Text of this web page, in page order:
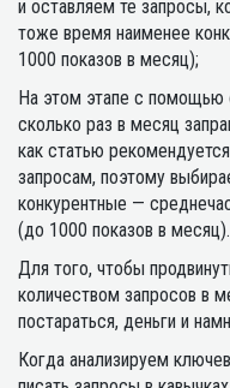
и оставляем те запросы,
тоже время наименее
1000 показов в месяц);
На этом этапе с помощью
сколько раз в месяц
как статью
запросам, поэтому
конкурентные —
(до 1000 показов в месяц).
Для того, чтобы
количеством запросов в
постараться, деньги и
Когда анализируем